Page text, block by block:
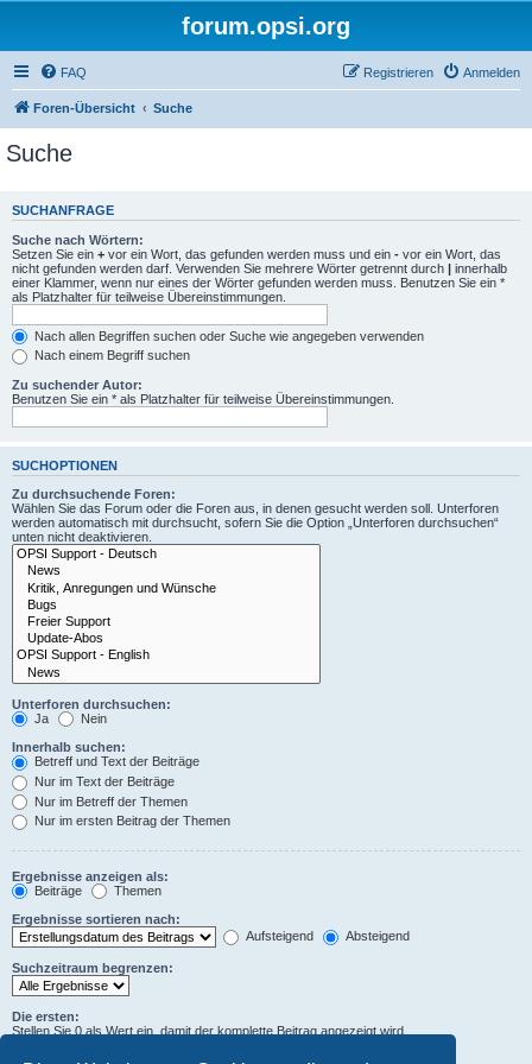
forum.opsi.org
FAQ Anmelden
Registrieren
Foren-Übersicht Suche
Suche
SUCHANFRAGE
Suche nach Wörtern:
Setzen Sie ein + vor ein Wort, das gefunden werden muss und ein - vor ein Wort, das
nicht gefunden werden darf. Verwenden Sie mehrere Wörter getrennt durch | innerhalb
einer Klammer, wenn nur eines der Wörter gefunden werden muss. Benutzen Sie ein *
als Platzhalter für teilweise Übereinstimmungen.
Nach allen Begriffen suchen oder Suche wie angegeben verwenden
Nach einem Begriff suchen
Zu suchender Autor:
Benutzen Sie ein * als Platzhalter für teilweise Übereinstimmungen.
SUCHOPTIONEN
Zu durchsuchende Foren:
Wählen Sie das Forum oder die Foren aus, in denen gesucht werden soll. Unterforen
werden automatisch mit durchsucht, sofern Sie die Option „Unterforen durchsuchen“
unten nicht deaktivieren.
Unterforen durchsuchen:
Ja
Nein
Innerhalb suchen:
Betreff und Text der Beiträge
Nur im Text der Beiträge
Nur im Betreff der Themen
Nur im ersten Beitrag der Themen
Ergebnisse anzeigen als:
Beiträge
Themen
Ergebnisse sortieren nach:
Aufsteigend
Absteigend
Suchzeitraum begrenzen:
Die ersten:
Stellen Sie 0 als Wert ein, damit der komplette Beitrag angezeigt wird.